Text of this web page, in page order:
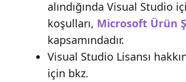
alındığında Visual Studio
koşulları, Microsoft Ürün
kapsamındadır.
Visual Studio Lisansı
için bkz.